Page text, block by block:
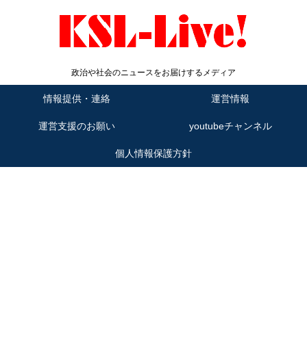
政治や社会のニュースをお届けするメディア
情報提供・連絡 運営情報
運営支援のお願い youtubeチャンネル
個人情報保護方針